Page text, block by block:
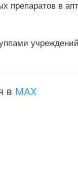
препаратов в
учреждений
в MAX